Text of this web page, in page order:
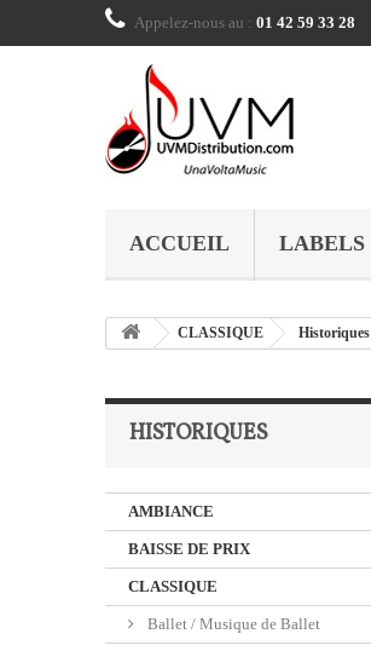
Appelez-nous au : 01 42 59 33 28
ACCUEIL LABELS
CLASSIQUE Historiques
HISTORIQUES
AMBIANCE
BAISSE DE PRIX
CLASSIQUE
Ballet / Musique de Ballet